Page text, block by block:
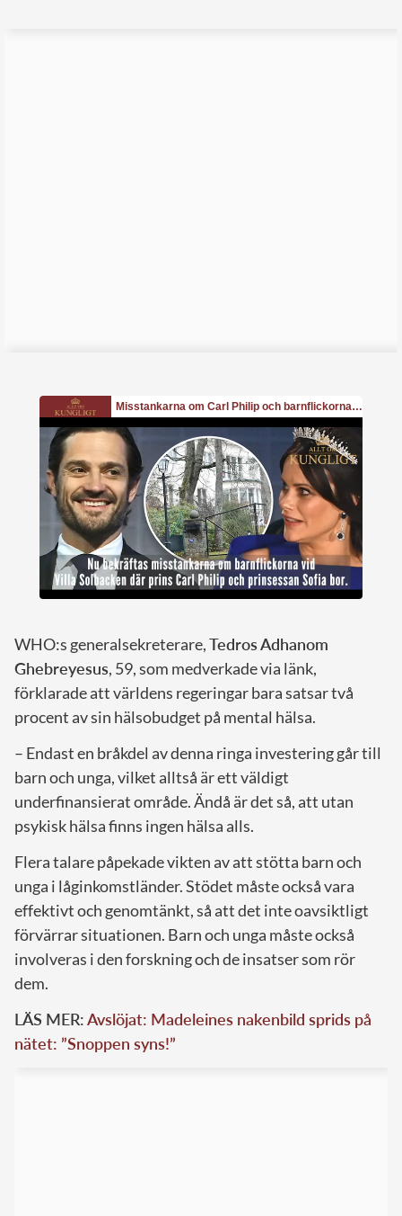
WHO:s generalsekreterare,Tedros Adhanom
Ghebreyesus, 59, som medverkade via länk,
förklarade att världens regeringar bara satsar två
procent av sin hälsobudget på mental hälsa.
– Endast en bråkdel av denna ringa investering går till
barn och unga, vilket alltså är ett väldigt
underfinansierat område. Ändå är det så, att utan
psykisk hälsa finns ingen hälsa alls.
Flera talare påpekade vikten av att stötta barn och
unga i låginkomstländer. Stödet måste också vara
effektivt och genomtänkt, så att det inte oavsiktligt
förvärrar situationen. Barn och unga måste också
involveras i den forskning och de insatser som rör
dem.
LÄS MER:Avslöjat: Madeleines nakenbild sprids på
nätet: ”Snoppen syns!”